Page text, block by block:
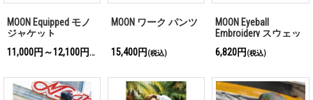
MOON Equipped モノ
ジャケット
11,000円～12,100円
(税込)
MOON ワーク パンツ
15,400円 (税込)
MOON Eyeball
Embroidery スウェッ
6,820円 (税込)